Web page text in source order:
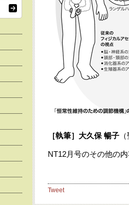
［執筆］ 大久保 暢子
NT12月号のその他の
Tweet